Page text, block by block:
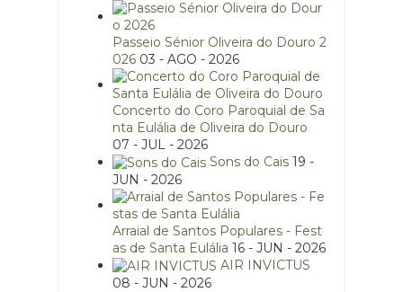
Passeio Sénior Oliveira do Douro 2
026 03 - AGO - 2026
Concerto do Coro Paroquial de Sa
nta Eulália de Oliveira do Douro
07 - JUL - 2026
Sons do Cais 19 -
JUN - 2026
Arraial de Santos Populares - Fest
as de Santa Eulália 16 - JUN - 2026
AIR INVICTUS
08 - JUN - 2026